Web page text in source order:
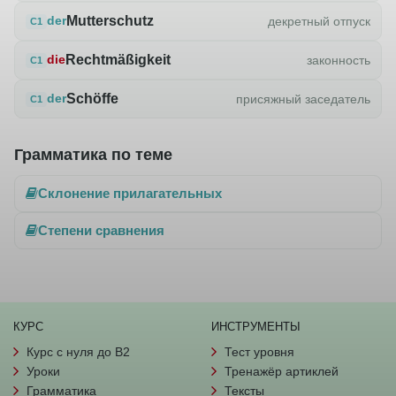
C1 derMutterschutz декретный отпуск
C1 die Rechtmäßigkeit законность
C1 derSchöffe присяжный заседатель
Грамматика по теме
Склонение прилагательных
Степени сравнения
КУРС
Курс с нуля до B2
Уроки
Грамматика
ИНСТРУМЕНТЫ
Тест уровня
Тренажёр артиклей
Тексты